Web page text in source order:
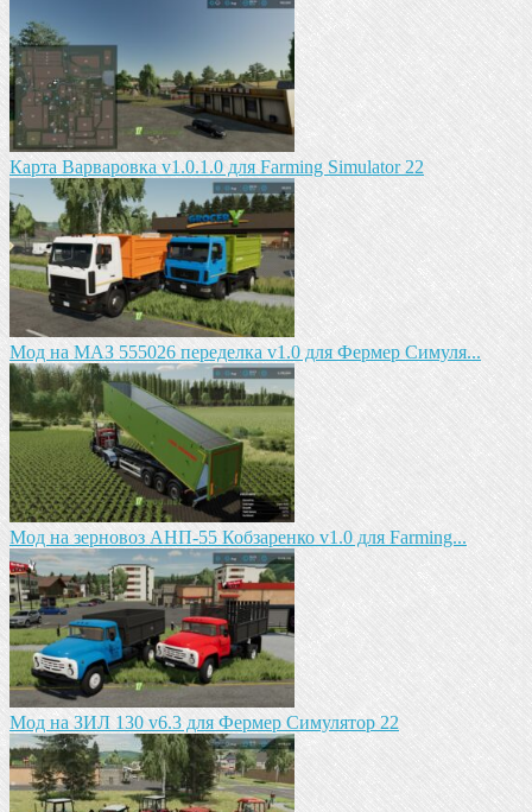
Карта Варваровка v1.0.1.0 для Farming Simulator 22
Мод на МАЗ 555026 пeрeдeлка v1.0 для Фермер Симуля...
Мод на зeрновоз АНП-55 Кобзарeнко v1.0 для Farming...
Мод на ЗИЛ 130 v6.3 для Фермер Симулятор 22